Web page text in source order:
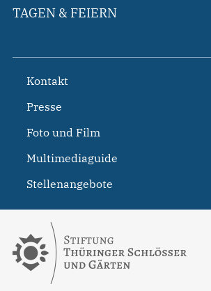
TAGEN & FEIERN
Kontakt
Presse
Foto und Film
Multimediaguide
Stellenangebote